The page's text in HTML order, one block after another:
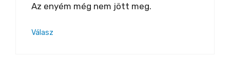
Az enyém még nem jött meg.
Válasz